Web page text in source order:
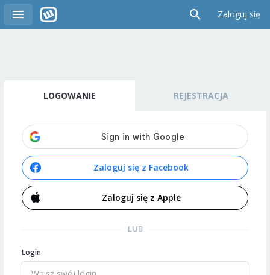
Zaloguj się
LOGOWANIE REJESTRACJA
Zaloguj się z Facebook
Zaloguj się z Apple
LUB
Login